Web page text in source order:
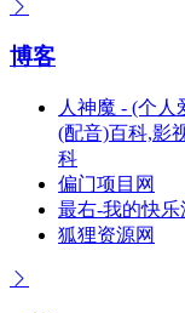
博客
人神魔 - (个
(配音)百科,影
科
偏门项目网
最右-我的快乐
狐狸资源网